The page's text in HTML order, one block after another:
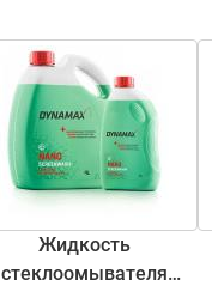
Жидкость
стеклоомывателя